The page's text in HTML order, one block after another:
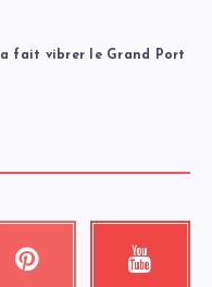
fait vibrer le Grand Port
Youtube
Regardez